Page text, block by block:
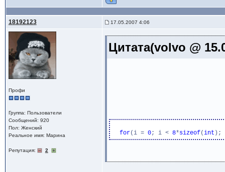
18192123 17.05.2007 4:06
Профи
Группа: Пользователи
Сообщений: 920
Пол: Женский
Реальное имя: Марина
Репутация: 2
Цитата(volvo @
for(i = 0; i < 8*sizeof(int );